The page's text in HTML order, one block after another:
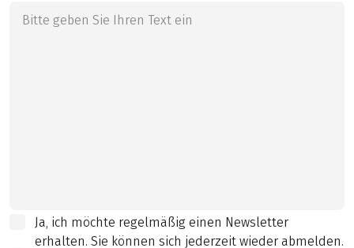
Ja, ich möchte regelmäßig einen Newsletter
erhalten. Sie können sich jederzeit wieder abmelden.